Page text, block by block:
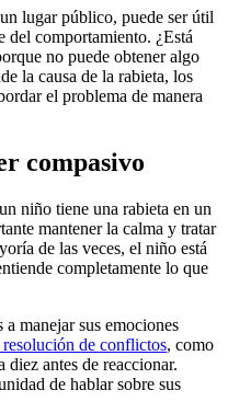
lugar público, puede ser útil
del comportamiento. ¿Está
no puede obtener algo
la causa de la rabieta, los
el problema de manera
compasivo
niño tiene una rabieta en un
mantener la calma y tratar
de las veces, el niño está
completamente lo que
manejar sus emociones
resolución de conflictos, como
diez antes de reaccionar.
de hablar sobre sus